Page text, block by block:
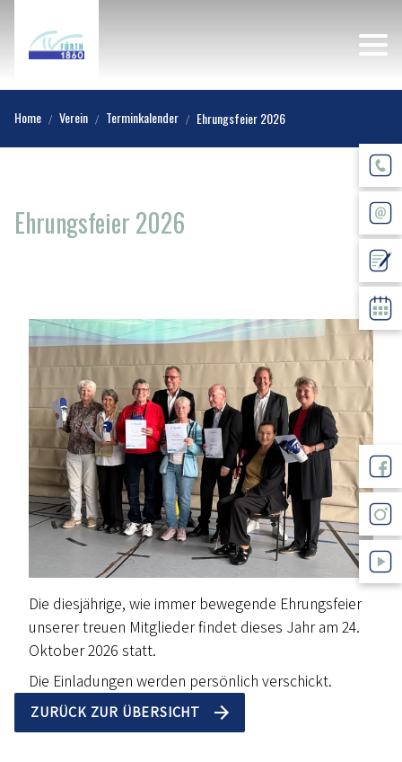
Home Verein Terminkalender Ehrungsfeier 2026
Ehrungsfeier 2026
Die diesjährige, wie immer bewegende Ehrungsfeier
unserer treuen Mitglieder findet dieses Jahr am 24.
Oktober 2026 statt.
Die Einladungen werden persönlich verschickt.
ZURÜCK ZUR ÜBERSICHT